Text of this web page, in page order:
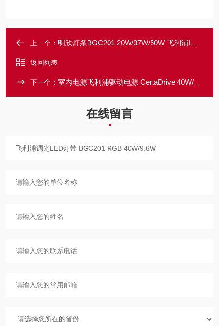
上一个： 明欣灯条BGC201 20W/37W/50W 飞利浦LED防水灯带
返回列表
下一个： 室内电源飞利浦驱动电源 CertaDrive 40W/m 0.9A 42V
在线留言